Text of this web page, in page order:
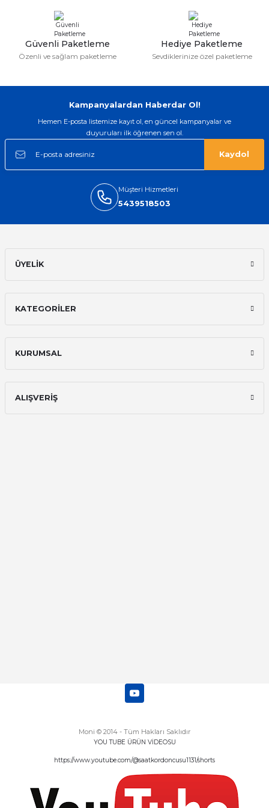
isterlerdi alacak arkadaşlar ölçülerini
doğru belirleyip kaliteyi sorun
İsmail yılmaz | 15/05/2026
arayip teyit aldiktan sonra yolladılar
Oldukça kaliteli ve şık bir görünümü
rahatsız etmiyor ve tam oturdu.
Sinan Tatlicioglu | 30/01/2026
Ali Bilge Ertan | 11/09/2025
Güvenli Paketleme
Özenli ve sağlam paketleme
Hediye Paketleme
Sevdiklerinize özel paketleme
Kampanyalardan Haberdar Ol!
Hemen E-posta listemize kayıt ol, en güncel kampanyalar ve
duyuruları ilk öğrenen sen ol.
Kaydol
Müşteri Hizmetleri
5439518503
ÜYELİK
KATEGORİLER
KURUMSAL
ALIŞVERİŞ
Moni © 2014 - Tüm Hakları Saklıdır
YOU TUBE ÜRÜN VİDEOSU
https://www.youtube.com/@saatkordoncusu1131/shorts